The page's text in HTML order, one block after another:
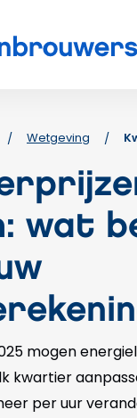
/ Wetgeving /
wat
mogen
kwartier
per uur